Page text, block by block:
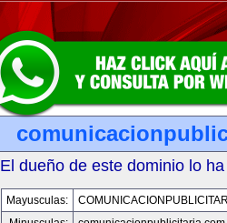
El dueño de este dominio lo
Mayusculas: